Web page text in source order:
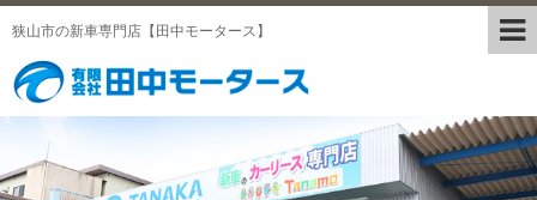
狭山市の新車専門店【田中モータース】